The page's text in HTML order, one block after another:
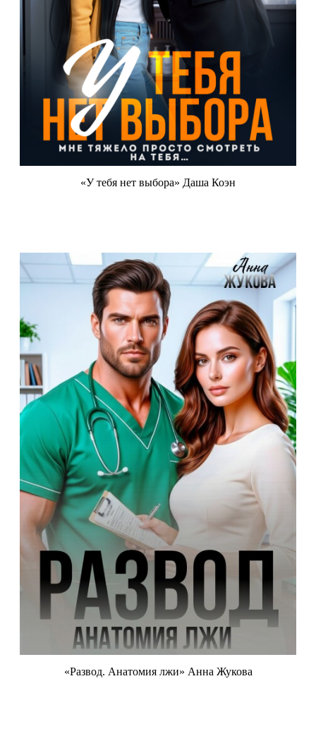
«У тебя нет выбора» Даша Коэн
«Развод. Анатомия лжи» Анна Жукова